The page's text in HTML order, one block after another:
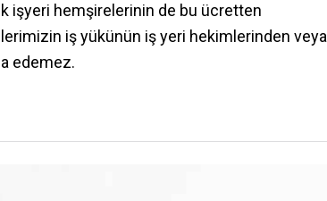
işyeri hemşirelerinin de bu ücretten
iş yükünün iş yeri hekimlerinden veya
edemez.